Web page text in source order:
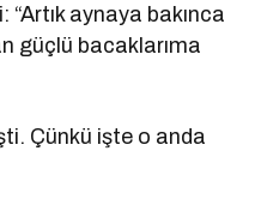
“Artık aynaya bakınca
güçlü bacaklarıma
Çünkü işte o anda